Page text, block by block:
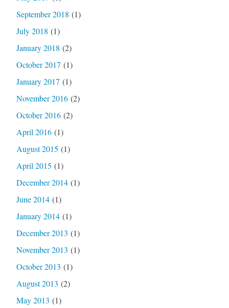
September 2018 (1)
July 2018 (1)
January 2018 (2)
October 2017 (1)
January 2017 (1)
November 2016(2)
October 2016(2)
April 2016(1)
August 2015 (1)
April 2015 (1)
December 2014(1)
June 2014(1)
January 2014(1)
December 2013 (1)
November 2013 (1)
October 2013 (1)
August 2013 (2)
May 2013 (1)